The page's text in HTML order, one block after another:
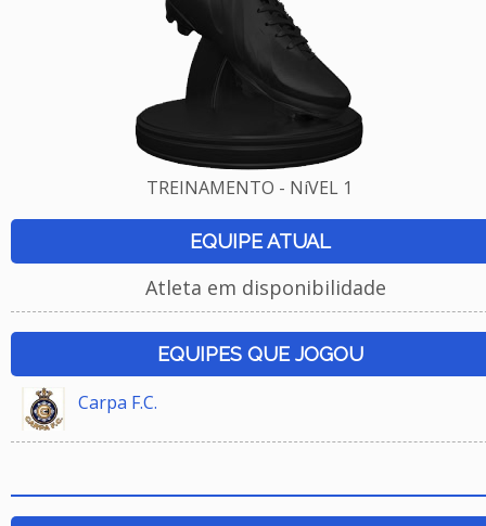
TREINAMENTO - NíVEL 1
EQUIPE ATUAL
Atleta em disponibilidade
EQUIPES QUE JOGOU
Carpa F.C.